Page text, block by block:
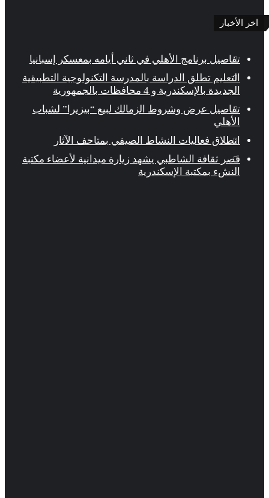
اخر الأخبار
تفاصيل برنامج الأهلي في ثاني أيامه بمعسكر إسبانيا
التعليم تطلق الدراسة بالمدرسة التكنولوجية التطبيقية
الجديدة بالإسكندرية و 4 محافظات بالجمهورية
تفاصيل عرض وشروط الزمالك لبيع “بيزيرا” لشباب
الأهلي
انطلاق فعاليات النشاط الصيفي بمتاحف الآثار
قصر ثقافة الشاطبي يشهد زيارة ميدانية لأعضاء مكتبة
النشء بمكتبة الإسكندرية